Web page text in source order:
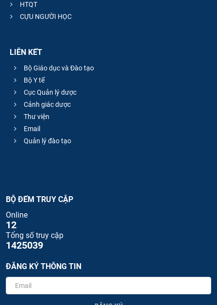
HTQT
CỰU NGƯỜI HỌC
LIÊN KẾT
Bộ Giáo dục và Đào tạo
Bộ Y tế
Cục Quản lý dược
Cảnh giác dược
Thư viện
Email
Quản lý đào tạo
BỘ ĐẾM TRUY CẬP
Online
12
Tổng số truy cập
1425039
ĐĂNG KÝ THÔNG TIN